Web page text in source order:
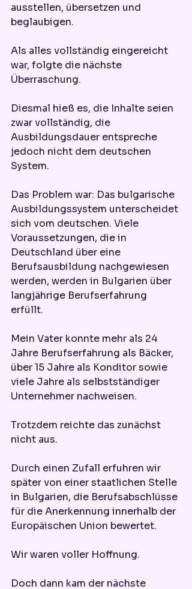
ausstellen, übersetzen und
beglaubigen.
Als alles vollständig eingereicht
war, folgte die nächste
Überraschung.
Diesmal hieß es, die Inhalte seien
zwar vollständig, die
Ausbildungsdauer entspreche
jedoch nicht dem deutschen
System.
Das Problem war: Das bulgarische
Ausbildungssystem unterscheidet
sich vom deutschen. Viele
Voraussetzungen, die in
Deutschland über eine
Berufsausbildung nachgewiesen
werden, werden in Bulgarien über
langjährige Berufserfahrung
erfüllt.
Mein Vater konnte mehr als 24
Jahre Berufserfahrung als Bäcker,
über 15 Jahre als Konditor sowie
viele Jahre als selbstständiger
Unternehmer nachweisen.
Trotzdem reichte das zunächst
nicht aus.
Durch einen Zufall erfuhren wir
später von einer staatlichen Stelle
in Bulgarien, die Berufsabschlüsse
für die Anerkennung innerhalb der
Europäischen Union bewertet.
Wir waren voller Hoffnung.
Doch dann kam der nächste